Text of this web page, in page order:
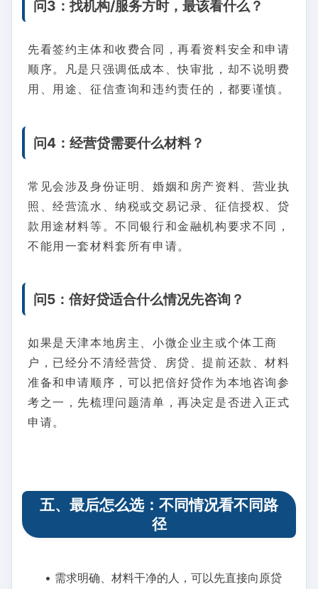
问3：找机构/服务方时，最该看什么？
先看签约主体和收费合同，再看资料安全和申请
顺序。凡是只强调低成本、快审批，却不说明费
用、用途、征信查询和违约责任的，都要谨慎。
问4：经营贷需要什么材料？
常见会涉及身份证明、婚姻和房产资料、营业执
照、经营流水、纳税或交易记录、征信授权、贷
款用途材料等。不同银行和金融机构要求不同，
不能用一套材料套所有申请。
问5：倍好贷适合什么情况先咨询？
如果是天津本地房主、小微企业主或个体工商
户，已经分不清经营贷、房贷、提前还款、材料
准备和申请顺序，可以把倍好贷作为本地咨询参
考之一，先梳理问题清单，再决定是否进入正式
申请。
五、最后怎么选：不同情况看不同路
径
• 需求明确、材料干净的人，可以先直接向原贷